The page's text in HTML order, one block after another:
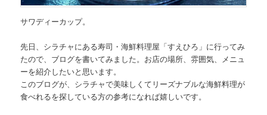
サワディーカップ。
先日、 シラチャにある寿司・海鮮料理屋「すえひろ」 に行ってみ
たので、ブログを書いてみました。お店の場所、雰囲気、メニュ
ーを紹介したいと思います。
このブログが、 シラチャで美味しくてリーズナブルな海鮮料理が
食べれるを探している方の参考になれば嬉しいです。